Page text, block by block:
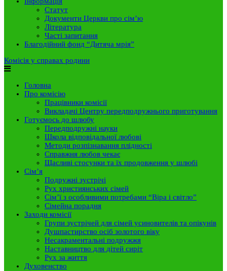
Статут
Документи Церкви про сім’ю
Література
Часті запитання
Благодійний фонд “Дитяча мрія”
Комісія у справах родини
Головна
Про комісію
Працівники комісії
Викладачі Центру передподружнього приготування
Готуємось до шлюбу
Передподружні науки
Школа відповідальної любові
Методи розпізнавання плідності
Справжня любов чекає
Щасливі стосунки та їх продовження у шлюбі
Сім’я
Подружні зустрічі
Рух християнських сімей
Сім’ї з особливими потребами “Віра і світло”
Сімейна порадня
Заходи комісії
Групи зустрічей для сімей усиновителів та опікунів
Душпастирство осіб золотого віку
Несакраментальні подружжя
Наставництво для дітей сиріт
Рух за життя
Духовенство